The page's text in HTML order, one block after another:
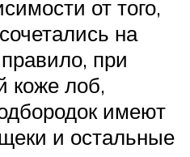
от того,
на
при
коже лоб,
имеют
и остальные